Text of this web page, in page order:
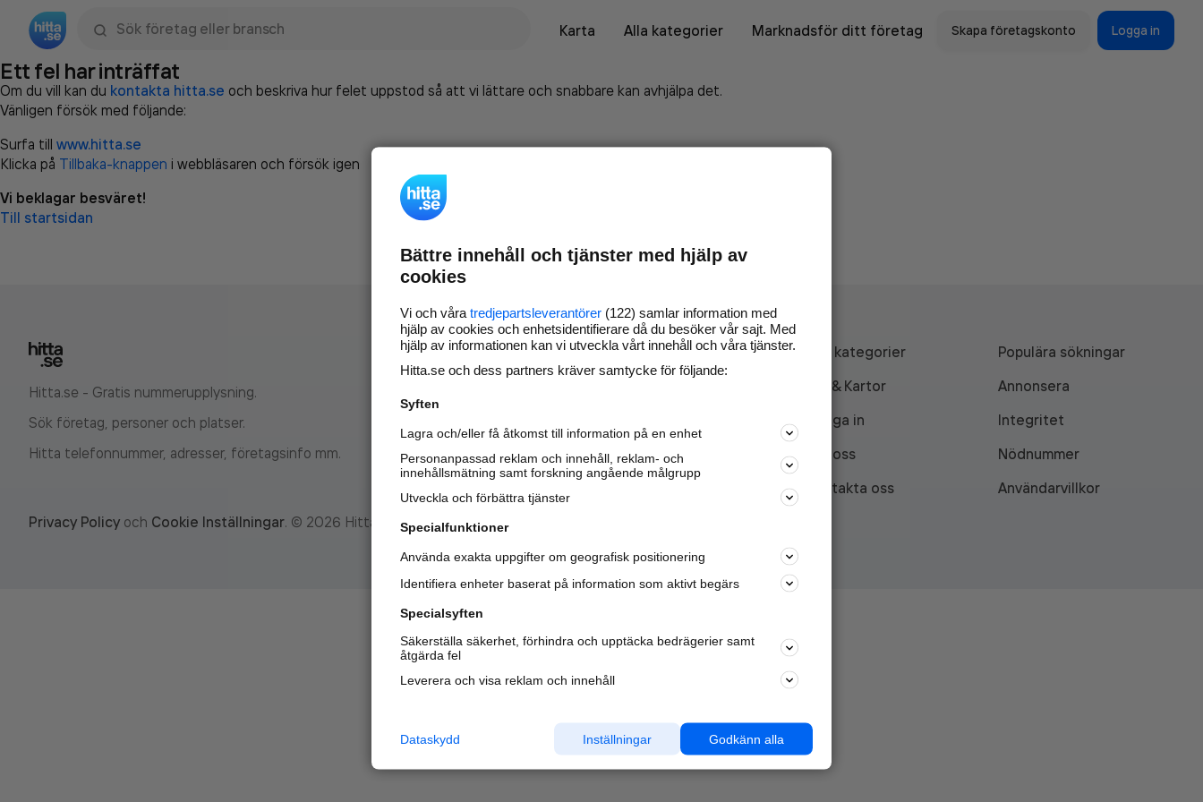
Karta
Alla kategorier Marknadsför ditt företag Skapa företagskonto Logga in
Ett fel har inträffat
Om du vill kan du kontakta hitta.se och beskriva hur felet uppstod så att vi lättare och snabbare kan avhjälpa det.
Vänligen försök med följande:
Surfa till www.hitta.se
Klicka på Tillbaka-knappen i webbläsaren och försök igen
Vi beklagar besväret!
Till startsidan
Hitta.se - Gratis nummerupplysning.
Sök företag, personer och platser.
Hitta telefonnummer, adresser, företagsinfo mm.
Marknadsför företaget på
nya kunder och
samarbetspartners nära dig.
Läs mer här
Alla kategorier
Populära sökningar
API & Kartor
Annonsera
Logga in
Integritet
Om oss
Nödnummer
Kontakta oss
Användarvillkor
Privacy Policy och Cookie Inställningar. © 2026 Hitta.se
Bättre innehåll och tjänster med hjälp av
cookies
Vi och våra tredjepartsleverantörer (122) samlar information med
hjälp av cookies och enhetsidentifierare då du besöker vår sajt. Med
hjälp av informationen kan vi utveckla vårt innehåll och våra tjänster.
Hitta.se och dess partners kräver samtycke för följande:
Syften
Lagra och/eller få åtkomst till information på en enhet
Personanpassad reklam och innehåll, reklam- och
innehållsmätning samt forskning angående målgrupp
Utveckla och förbättra tjänster
Specialfunktioner
Använda exakta uppgifter om geografisk positionering
Identifiera enheter baserat på information som aktivt begärs
Specialsyften
Säkerställa säkerhet, förhindra och upptäcka bedrägerier samt
åtgärda fel
Leverera och visa reklam och innehåll
Godkänn alla
Inställningar
Dataskydd